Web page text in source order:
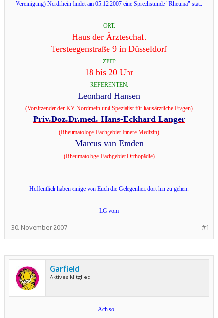
Vereinigung) Nordrhein findet am 05.12.2007 eine Sprechstunde "Rheuma" statt.
ORT:
Haus der Ärzteschaft
Tersteegenstraße 9 in Düsseldorf
ZEIT:
18 bis 20 Uhr
REFERENTEN:
Leonhard Hansen
(Vorsitzender der KV Nordrhein und Spezialist für hausärztliche Fragen)
Priv.Doz.Dr.med. Hans-Eckhard Langer
(Rheumatologe-Fachgebiet Innere Medizin)
Marcus van Emden
(Rheumatologe-Fachgebiet Orthopädie)
Hoffentlich haben einige von Euch die Gelegenheit dort hin zu gehen.
LG vom
#1
30. November 2007
Garfield
Aktives Mitglied
Ach so ...